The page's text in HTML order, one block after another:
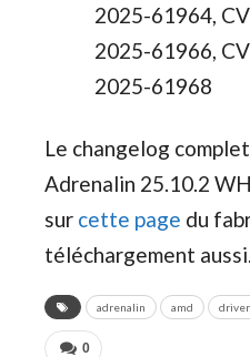
2025-61964,
2025-61966,
2025-61968
Le changelog
Adrenalin 25.10.2
sur cette page du
téléchargement aussi.
adrenalin amd
0